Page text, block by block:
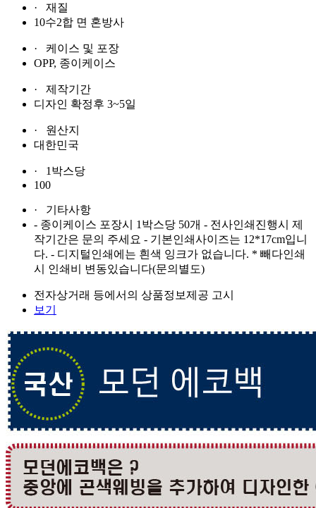
· 재질
10수2합 면 혼방사
· 케이스 및 포장
OPP, 종이케이스
· 제작기간
디자인 확정후 3~5일
· 원산지
대한민국
· 1박스당
100
· 기타사항
- 종이케이스 포장시 1박스당 50개 - 전사인쇄진행시 제
작기간은 문의 주세요 - 기본인쇄사이즈는 12*17cm입니
다. - 디지털인쇄에는 흰색 잉크가 없습니다. * 빼다인쇄
시 인쇄비 변동있습니다(문의별도)
전자상거래 등에서의 상품정보제공 고시
보기